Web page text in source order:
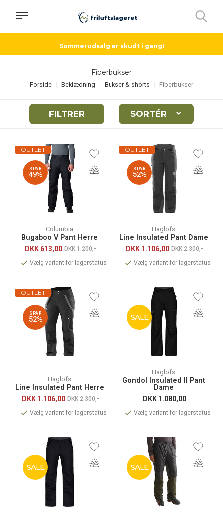
Sommerudsalg er skudt i gang!
Fiberbukser
Forside Beklædning Bukser & shorts Fiberbukser
FILTRER SORTÉR
OUTLET
SPAR
49%
Columbia
Bugaboo V Pant Herre
DKK 613,00 DKK 1.200,-
Vælg variant for lagerstatus
OUTLET
SPAR
52%
Haglöfs
Line Insulated Pant Dame
DKK 1.106,00 DKK 2.300,-
Vælg variant for lagerstatus
OUTLET
SPAR
52%
Haglöfs
Line Insulated Pant Herre
DKK 1.106,00 DKK 2.300,-
Vælg variant for lagerstatus
SALE
Haglöfs
Gondol Insulated II Pant
Dame
DKK 1.080,00
Vælg variant for lagerstatus
SALE SALE